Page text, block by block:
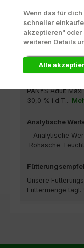
Beschreibung
Fleischanteil: nur
größeren Hunde
aktive,…Mehr
PANYS Adult
30,0 % i.d.T...
Analytische
Analytische
Rohasche
Unsere
Futtermenge
Wenn das für
schneller
akzeptieren" oder
weiteren Details
Alle